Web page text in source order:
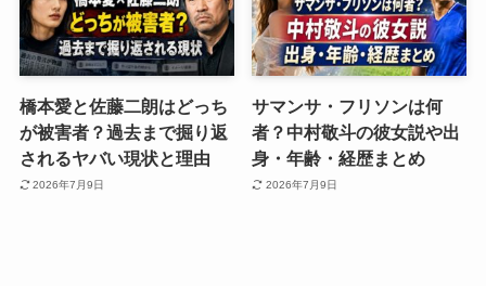
橋本愛と佐藤二朗はどっち
が被害者？過去まで掘り返
されるヤバい現状と理由
2026年7月9日
サマンサ・フリソンは何
者？中村敬斗の彼女説や出
身・年齢・経歴まとめ
2026年7月9日